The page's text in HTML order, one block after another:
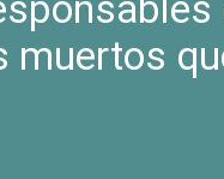
muertos